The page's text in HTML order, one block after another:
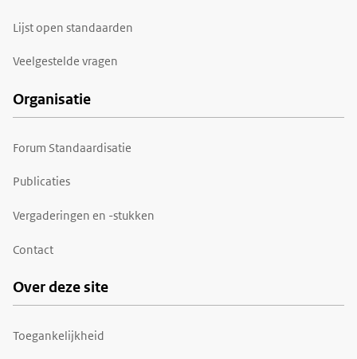
Lijst open standaarden
Veelgestelde vragen
Organisatie
Forum Standaardisatie
Publicaties
Vergaderingen en -stukken
Contact
Over deze site
Toegankelijkheid